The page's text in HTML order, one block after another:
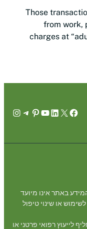
Those
from work,
charges at
Facebook
X
LinkedIn
YouTube
Pinterest
באתר אינו מיועד
או שינוי טיפול
לייעוץ רפואי פרטני או